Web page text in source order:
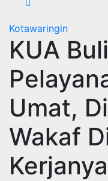
Kotawaringin
KUA
Umat,
Wakaf
Kerjanya